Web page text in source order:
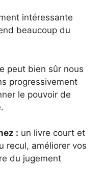
intéressante
beaucoup du
peut bien sûr nous
progressivement
le pouvoir de
: un livre court et
recul, améliorer vos
du jugement